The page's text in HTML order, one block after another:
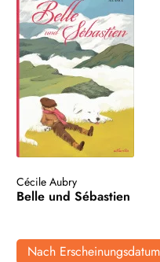
Cécile Aubry
Belle und Sébastien
Nach